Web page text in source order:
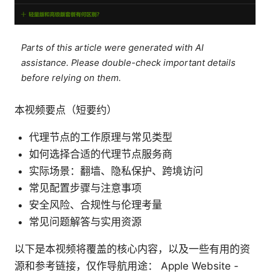
Parts of this article were generated with AI
assistance. Please double-check important details
before relying on them.
本视频要点（短要约）
代理节点的工作原理与常见类型
如何选择合适的代理节点服务商
实际场景：翻墙、隐私保护、跨境访问
常见配置步骤与注意事项
安全风险、合规性与伦理考量
常见问题解答与实用资源
以下是本视频将覆盖的核心内容，以及一些有用的资
源和参考链接，仅作导航用途： Apple Website -